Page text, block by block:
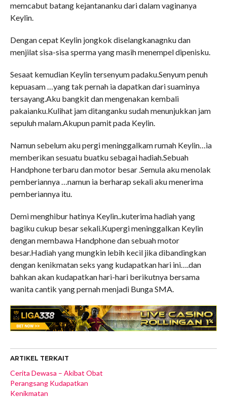
memcabut batang kejantananku dari dalam vaginanya
Keylin.
Dengan cepat Keylin jongkok diselangkanagnku dan
menjilat sisa-sisa sperma yang masih menempel dipenisku.
Sesaat kemudian Keylin tersenyum padaku.Senyum penuh
kepuasam …yang tak pernah ia dapatkan dari suaminya
tersayang.Aku bangkit dan mengenakan kembali
pakaianku.Kulihat jam ditanganku sudah menunjukkan jam
sepuluh malam.Akupun pamit pada Keylin.
Namun sebelum aku pergi meninggalkam rumah Keylin…ia
memberikan sesuatu buatku sebagai hadiah.Sebuah
Handphone terbaru dan motor besar .Semula aku menolak
pemberiannya …namun ia berharap sekali aku menerima
pemberiannya itu.
Demi menghibur hatinya Keylin..kuterima hadiah yang
bagiku cukup besar sekali.Kupergi meninggalkan Keylin
dengan membawa Handphone dan sebuah motor
besar.Hadiah yang mungkin lebih kecil jika dibandingkan
dengan kenikmatan seks yang kudapatkan hari ini….dan
bahkan akan kudapatkan hari-hari berikutnya bersama
wanita cantik yang pernah menjadi Bunga SMA.
ARTIKEL TERKAIT
Cerita Dewasa – Akibat Obat
Perangsang Kudapatkan
Kenikmatan